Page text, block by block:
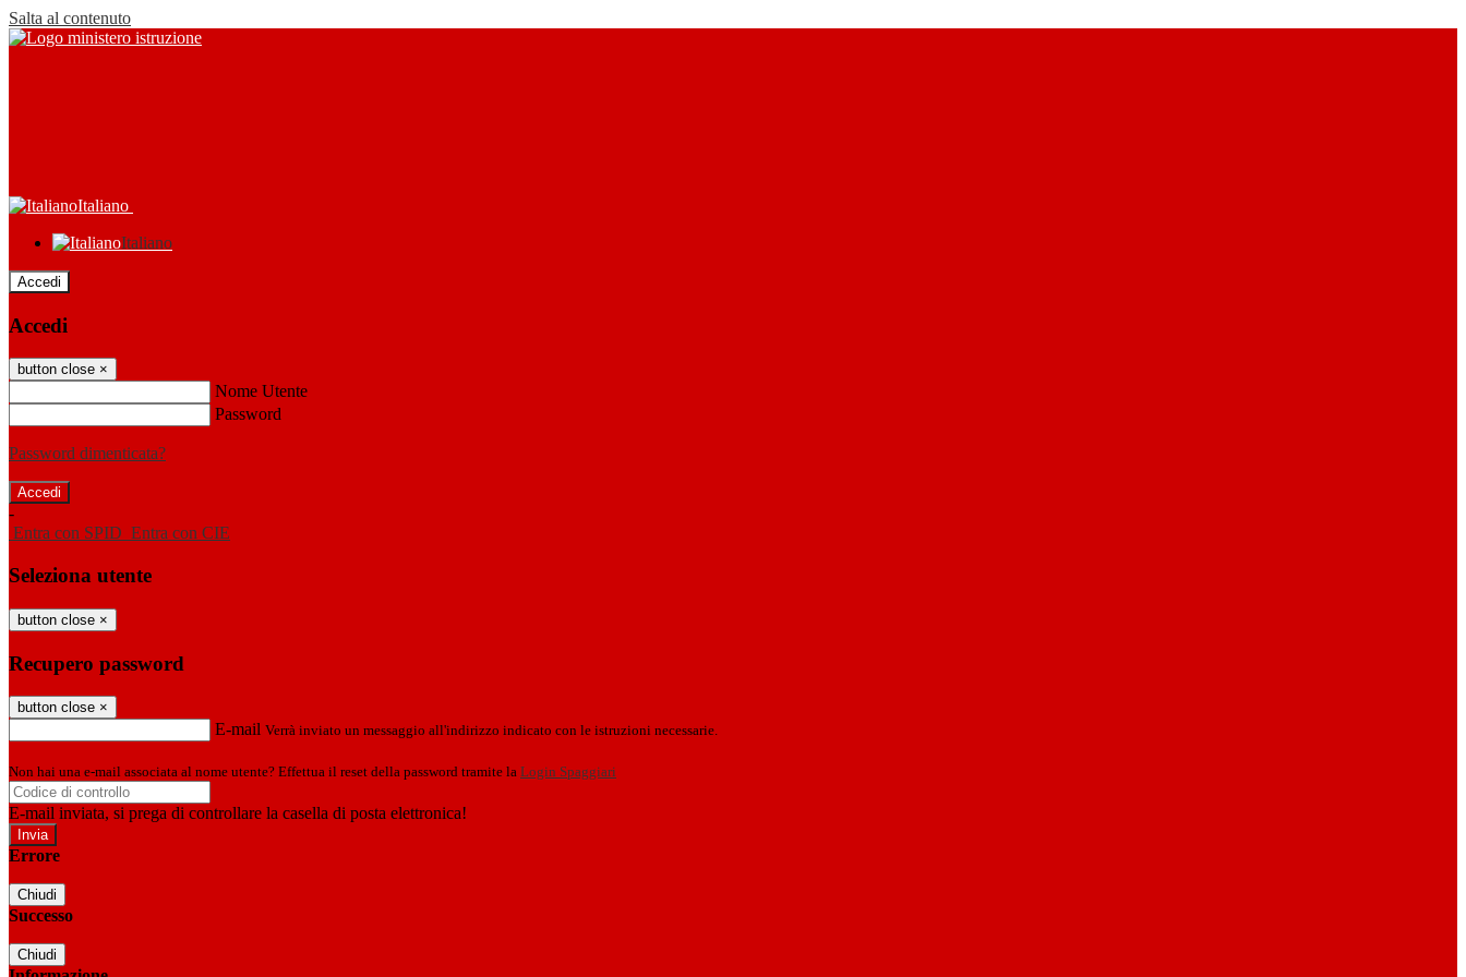
Salta al contenuto
Italiano
Italiano
Accedi
Accedi
button close ×
Nome Utente
Password
Password dimenticata?
-
Entra con SPID Entra con CIE
Seleziona utente
button close ×
Recupero password
button close ×
E-mail Verrà inviato un messaggio all'indirizzo indicato con le istruzioni necessarie.
Non hai una e-mail associata al nome utente? Effettua il reset della password tramite la Login Spaggiari
E-mail inviata, si prega di controllare la casella di posta elettronica!
Errore
Chiudi
Successo
Chiudi